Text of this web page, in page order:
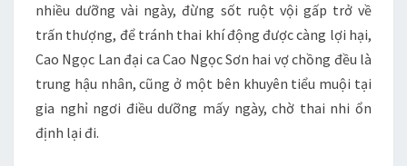
nhiều dưỡng vài ngày, đừng sốt ruột vội gấp trở về
trấn thượng, để tránh thai khí động được càng lợi hại,
Cao Ngọc Lan đại ca Cao Ngọc Sơn hai vợ chồng đều là
trung hậu nhân, cũng ở một bên khuyên tiểu muội tại
gia nghỉ ngơi điều dưỡng mấy ngày, chờ thai nhi ổn
định lại đi.